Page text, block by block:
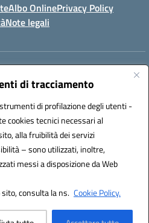
di tracciamento
di profilazione degli utenti -
cookies tecnici necessari al
alla fruibilità dei servizi
– sono utilizzati, inoltre,
messi a disposizione da Web
consulta la ns. Cookie Policy.
Albo OnlinePrivacy Policy
Note legali
ceic85400b@istruzione.it
(IPA): istsc_CEIC85400B
by 3D Solution S.r.l.
by Designers Italia